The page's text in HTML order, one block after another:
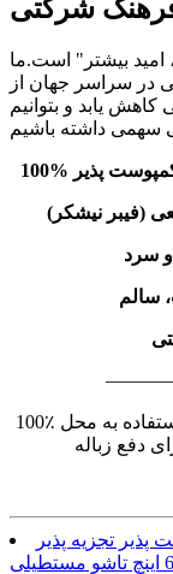
شرکتی
بیشتر" است.ما
در سراسر جهان از
یابد و بتوانیم
پذیر
(فیبر نیشکر)
و سرد
100٪ منابع تجدید پذیر و احیا شده، مستقیماً پس از استفاده به محل
دفع زباله
تجزیه پذیر